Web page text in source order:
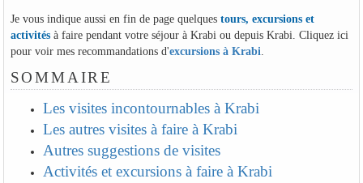
Je vous indique aussi en fin de page quelques tours, excursions et
activitésà faire pendant votre séjour à Krabi ou depuis Krabi. Cliquez ici
pour voir mes recommandations d'excursions à Krabi
SOMMAIRE
Les visites incontournables à Krabi
Les autres visites à faire à Krabi
Autres suggestions de visites
Activités et excursions à faire à Krabi